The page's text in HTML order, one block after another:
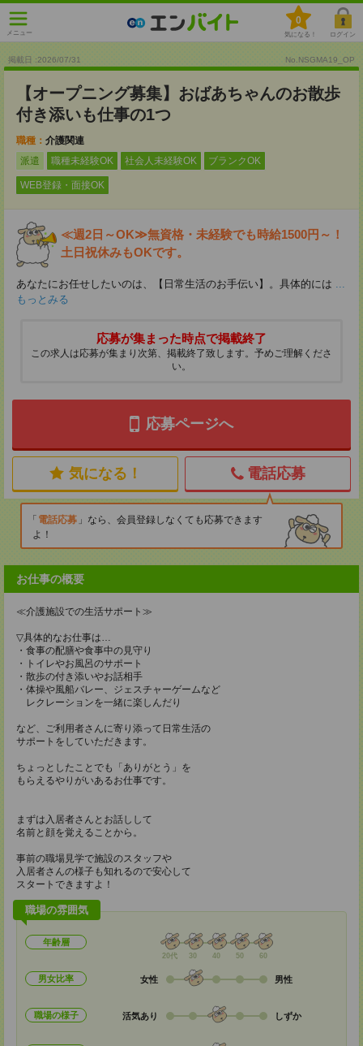
メニュー
0
気になる！ ログイン
掲載日 :2026/07/31 No.NSGMA19_OP
【オープニング募集】おばあちゃんのお散歩
付き添いも仕事の1つ
職種： 介護関連
派遣
職種未経験OK 社会人未経験OK ブランクOK
WEB登録・面接OK
≪週2日～OK≫無資格・未経験でも時給1500円～！
土日祝休みもOKです。
あなたにお任せしたいのは、【日常生活のお手伝い】。具体的には ...
もっとみる
応募が集まった時点で掲載終了
この求人は応募が集まり次第、掲載終了致します。予めご理解くださ
い。
応募ページへ
気になる！ 電話応募
電話応募
なら、会員登録しなくても応募できます
よ！
お仕事の概要
≪介護施設での生活サポート≫
▽具体的なお仕事は…
・食事の配膳や食事中の見守り
・トイレやお風呂のサポート
・散歩の付き添いやお話相手
・体操や風船バレー、ジェスチャーゲームなど
レクレーションを一緒に楽しんだり
など、ご利用者さんに寄り添って日常生活の
サポートをしていただきます。
ちょっとしたことでも「ありがとう」を
もらえるやりがいあるお仕事です。
まずは入居者さんとお話しして
名前と顔を覚えることから。
事前の職場見学で施設のスタッフや
入居者さんの様子も知れるので安心して
スタートできますよ！
職場の雰囲気
年齢層
20代 30 40 50 60
男女比率 女性 男性
職場の様子 活気あり しずか